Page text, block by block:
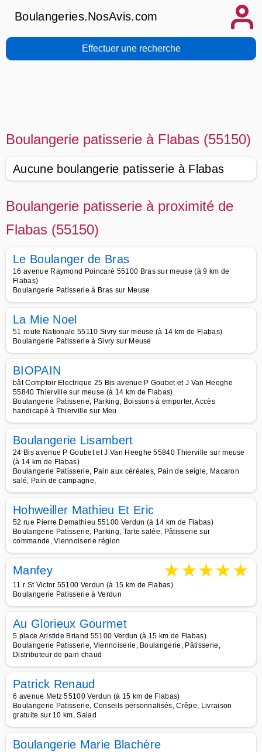
Boulangeries.NosAvis.com
Effectuer une recherche
Boulangerie patisserie à Flabas (55150)
Aucune boulangerie patisserie à Flabas
Boulangerie patisserie à proximité de
Flabas (55150)
Le Boulanger de Bras
16 avenue Raymond Poincaré 55100 Bras sur meuse (à 9 km de
Flabas)
Boulangerie Patisserie à Bras sur Meuse
La Mie Noel
51 route Nationale 55110 Sivry sur meuse (à 14 km de Flabas)
Boulangerie Patisserie à Sivry sur Meuse
BIOPAIN
bât Comptoir Electrique 25 Bis avenue P Goubet et J Van Heeghe
55840 Thierville sur meuse (à 14 km de Flabas)
Boulangerie Patisserie, Parking, Boissons à emporter, Accès
handicapé à Thierville sur Meu
Boulangerie Lisambert
24 Bis avenue P Goubet et J Van Heeghe 55840 Thierville sur meuse
(à 14 km de Flabas)
Boulangerie Patisserie, Pain aux céréales, Pain de seigle, Macaron
salé, Pain de campagne,
Hohweiller Mathieu Et Eric
52 rue Pierre Demathieu 55100 Verdun (à 14 km de Flabas)
Boulangerie Patisserie, Parking, Tarte salée, Pâtisserie sur
commande, Viennoiserie région
Manfey ★★★★★
11 r St Victor 55100 Verdun (à 15 km de Flabas)
Boulangerie Patisserie à Verdun
Au Glorieux Gourmet
5 place Aristide Briand 55100 Verdun (à 15 km de Flabas)
Boulangerie Patisserie, Viennoiserie, Boulangerie, Pâtisserie,
Distributeur de pain chaud
Patrick Renaud
6 avenue Metz 55100 Verdun (à 15 km de Flabas)
Boulangerie Patisserie, Conseils personnalisés, Crêpe, Livraison
gratuite sur 10 km, Salad
Boulangerie Marie Blachère